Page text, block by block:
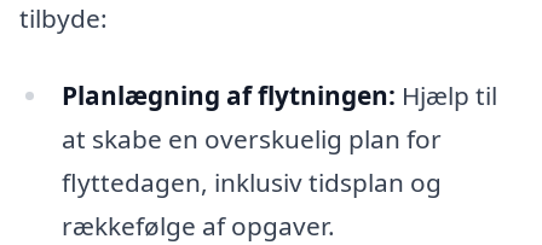
tilbyde:
Planlægning af flytningen: Hjælp til
at skabe en overskuelig plan for
flyttedagen, inklusiv tidsplan og
rækkefølge af opgaver.